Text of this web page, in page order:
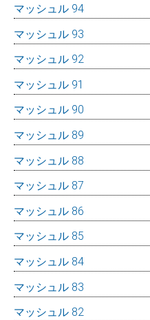
マッシュル 94
マッシュル 93
マッシュル 92
マッシュル 91
マッシュル 90
マッシュル 89
マッシュル 88
マッシュル 87
マッシュル 86
マッシュル 85
マッシュル 84
マッシュル 83
マッシュル 82